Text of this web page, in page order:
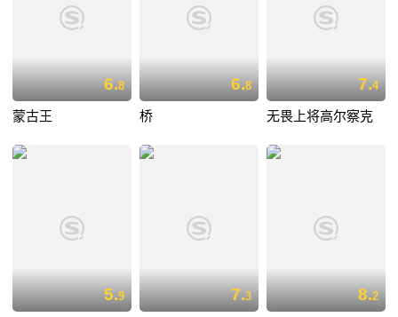
6.8
蒙古王
6.8
桥
7.4
无畏上将高尔察克
5.9 7.3 8.2